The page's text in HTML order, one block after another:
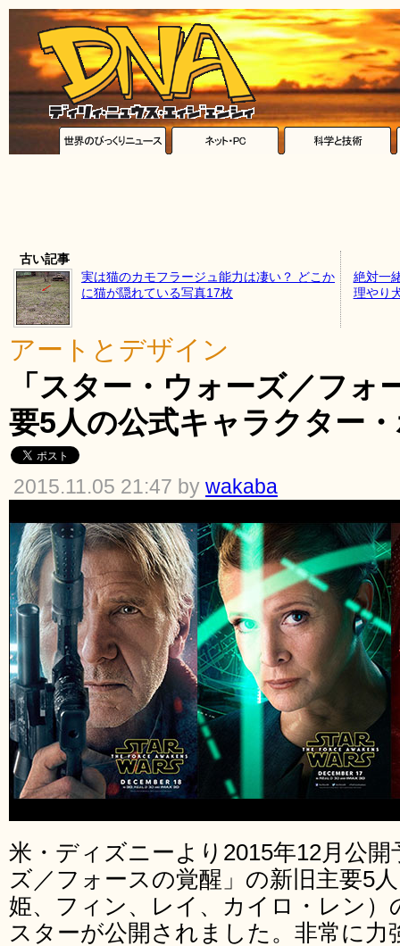
古い記事
実は猫のカモフラージュ能力は凄い？ どこか
に猫が隠れている写真17枚
絶対一
理やり
アートとデザイン
「スター・ウォーズ／フォ
要5人の公式キャラクター
2015.11.05 21:47 by wakaba
米・ディズニーより2015年12月公
ズ／フォースの覚醒」の新旧主要5
姫、フィン、レイ、カイロ・レン）
スターが公開されました。非常に